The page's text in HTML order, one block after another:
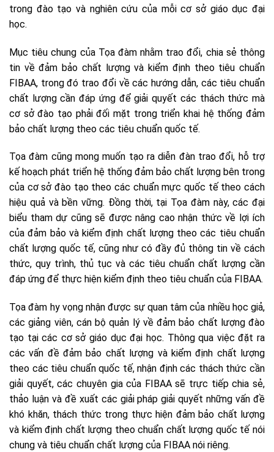
trong đào tạo và nghiên cứu của mỗi cơ sở giáo dục đại
học.
Mục tiêu chung của Tọa đàm nhằm trao đổi, chia sẻ thông
tin về đảm bảo chất lượng và kiểm định theo tiêu chuẩn
FIBAA, trong đó trao đổi về các hướng dẫn, các tiêu chuẩn
chất lượng cần đáp ứng để giải quyết các thách thức mà
cơ sở đào tạo phải đối mặt trong triển khai hệ thống đảm
bảo chất lượng theo các tiêu chuẩn quốc tế.
Tọa đàm cũng mong muốn tạo ra diễn đàn trao đổi, hỗ trợ
kế hoạch phát triển hệ thống đảm bảo chất lượng bên trong
của cơ sở đào tạo theo các chuẩn mực quốc tế theo cách
hiệu quả và bền vững. Đồng thời, tại Tọa đàm này, các đại
biểu tham dự cũng sẽ được nâng cao nhận thức về lợi ích
của đảm bảo và kiểm định chất lượng theo các tiêu chuẩn
chất lượng quốc tế, cũng như có đầy đủ thông tin về cách
thức, quy trình, thủ tục và các tiêu chuẩn chất lượng cần
đáp ứng để thực hiện kiểm định theo tiêu chuẩn của FIBAA.
Tọa đàm hy vọng nhận được sự quan tâm của nhiều học giả,
các giảng viên, cán bộ quản lý về đảm bảo chất lượng đào
tạo tại các cơ sở giáo dục đại học. Thông qua việc đặt ra
các vấn đề đảm bảo chất lượng và kiểm định chất lượng
theo các tiêu chuẩn quốc tế, nhận định các thách thức cần
giải quyết, các chuyên gia của FIBAA sẽ trực tiếp chia sẻ,
thảo luận và đề xuất các giải pháp giải quyết những vấn đề
khó khăn, thách thức trong thực hiện đảm bảo chất lượng
và kiểm định chất lượng theo chuẩn chất lượng quốc tế nói
chung và tiêu chuẩn chất lượng của FIBAA nói riêng.